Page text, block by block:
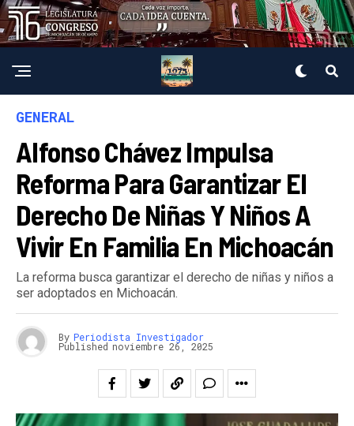
GENERAL
Alfonso Chávez Impulsa
Reforma Para Garantizar El
Derecho De Niñas Y Niños A
Vivir En Familia En Michoacán
La reforma busca garantizar el derecho de niñas y niños a
ser adoptados en Michoacán.
By Periodista Investigador
Published noviembre 26, 2025